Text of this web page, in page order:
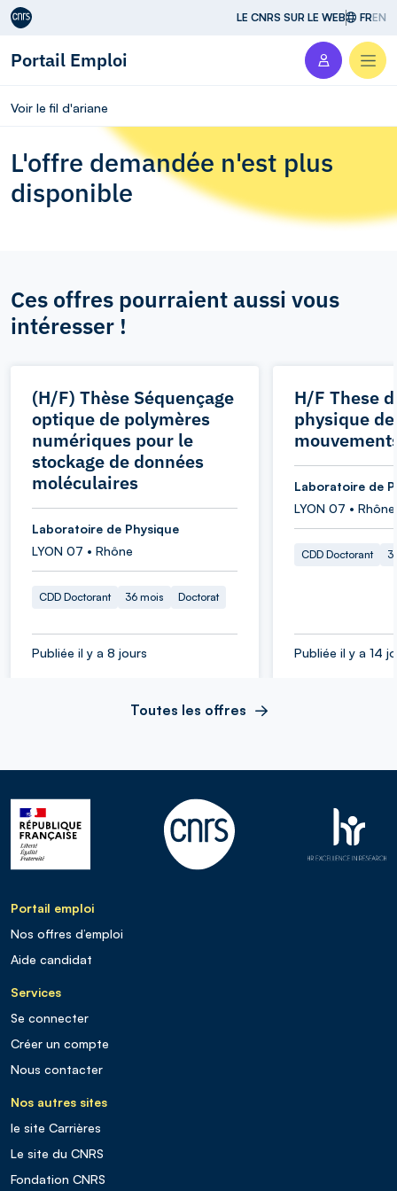
Aller au contenu LE CNRS SUR LE WEB FREN
Portail Emploi
Voir le fil d'ariane
L'offre demandée n'est plus
disponible
Ces offres pourraient aussi vous
intéresser !
(H/F) Thèse Séquençage
optique de polymères
numériques pour le
stockage de données
moléculaires
Laboratoire de Physique
LYON 07 • Rhône
CDD Doctorant 36 mois Doctorat
Publiée il y a 8 jours
H/F These
physique
Laboratoire de
LYON 07 • Rhône
CDD Doctorant
Publiée il y a 14
Toutes les offres
Portail emploi
Nos offres d’emploi
Aide candidat
Services
Se connecter
Créer un compte
Nous contacter
Nos autres sites
le site Carrières
Le site du CNRS
Fondation CNRS